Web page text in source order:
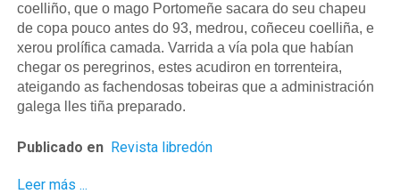
coelliño, que o mago Portomeñe sacara do seu chapeu
de copa pouco antes do 93, medrou, coñeceu coelliña, e
xerou prolífica camada. Varrida a vía pola que habían
chegar os peregrinos, estes acudiron en torrenteira,
ateigando as fachendosas tobeiras que a administración
galega lles tiña preparado.
Publicado en Revista libredón
Leer más ...